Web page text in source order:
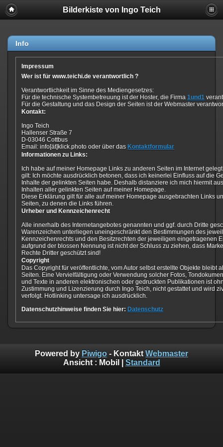
Bilderkiste von Ingo Teich
Info
Impressum
Wer ist für www.teichi.de verantwortlich ?
Verantwortlichkeit im Sinne des Mediengesetzes:
Für die technische Systembetreuung ist der Hoster, die Firma 1und1
Für die Gestaltung und das Design der Seiten ist der Webmaster
Kontakt:
Ingo Teich
Hallenser Straße 7
D-03046 Cottbus
Email: info[ät]klick.photo oder über das Kontaktformular
Informationen zu Links:
Ich habe auf meiner Homepage Links zu anderen Seiten im Internet
gilt: Ich möchte ausdrücklich betonen, dass ich keinerlei Einfluss auf die
Inhalte der gelinkten Seiten habe. Deshalb distanziere ich mich hiermit
Inhalten aller gelinkten Seiten auf meiner Homepage.
Diese Erklärung gilt für alle auf meiner Homepage ausgebrachten Links
Seiten, zu denen die Links führen.
Urheber und Kennzeichenrecht
Alle innerhalb des Internetangebotes genannten und ggf. durch Dritte
Warenzeichen unterliegen uneingeschränkt den Bestimmungen des
Kennzeichenrechts und den Besitzrechten der jeweiligen eingetragenen
aufgrund der blossen Nennung ist nicht der Schluss zu ziehen, dass
Rechte Dritter geschützt sind!
Copyright
Das Copyright für veröffentlichte, vom Autor selbst erstellte Objekte bleibt
Seiten. Eine Vervielfältigung oder Verwendung solcher Fotos,
und Texte in anderen elektronischen oder gedruckten Publikationen ist
Zustimmung und Lizenzierung durch Ingo Teich, nicht gestattet und wird
verfolgt. Hotlinking untersage ich ausdrücklich.
Datenschutzhinweise finden Sie hier: Datenschutz
Powered by Piwigo - Kontakt Webmaster
Ansicht : Mobil Standard